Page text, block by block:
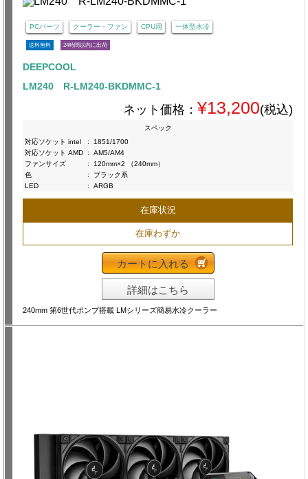
PCパーツ クーラー・ファン CPU用 一体型水冷
送料無料 24時間以内に出荷
DEEPCOOL
LM240 R-LM240-BKDMMC-1
ネット価格： ¥13,200(税込)
スペック
対応ソケット intel
:
1851/1700
対応ソケット AMD :
AM5/AM4
ファンサイズ
:
120mm×2 （240mm）
色
:
ブラック系
LED
: ARGB
在庫状況
在庫わずか
カートに入れる
詳細はこちら
240mm 第6世代ポンプ搭載 LMシリーズ簡易水冷クーラー